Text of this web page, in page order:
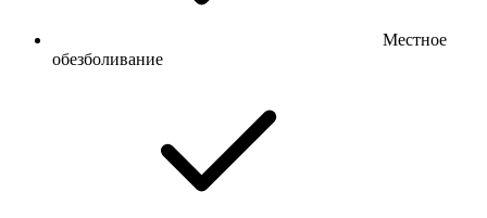
Местное
обезболивание